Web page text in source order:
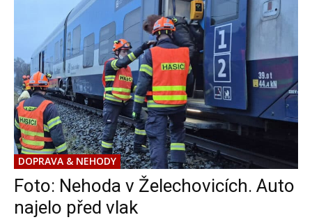
DOPRAVA & NEHODY
Foto: Nehoda v Želechovicích. Auto
najelo před vlak